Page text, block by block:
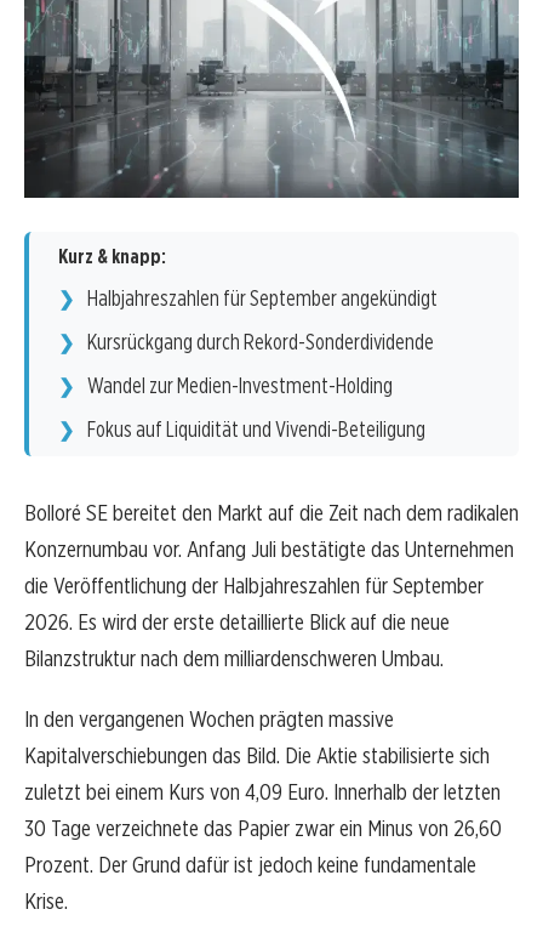
Kurz & knapp:
Halbjahreszahlen für September angekündigt
Kursrückgang durch Rekord-Sonderdividende
Wandel zur Medien-Investment-Holding
Fokus auf Liquidität und Vivendi-Beteiligung
Bolloré SE bereitet den Markt auf die Zeit nach dem radikalen
Konzernumbau vor. Anfang Juli bestätigte das Unternehmen
die Veröffentlichung der Halbjahreszahlen für September
2026. Es wird der erste detaillierte Blick auf die neue
Bilanzstruktur nach dem milliardenschweren Umbau.
In den vergangenen Wochen prägten massive
Kapitalverschiebungen das Bild. Die Aktie stabilisierte sich
zuletzt bei einem Kurs von 4,09 Euro. Innerhalb der letzten
30 Tage verzeichnete das Papier zwar ein Minus von 26,60
Prozent. Der Grund dafür ist jedoch keine fundamentale
Krise.